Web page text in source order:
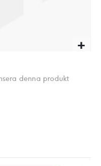
denna produkt